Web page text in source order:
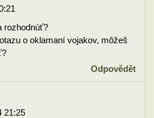
rozhodnúť?
o oklamaní vojakov, môžeš
Odpovědět
21:25